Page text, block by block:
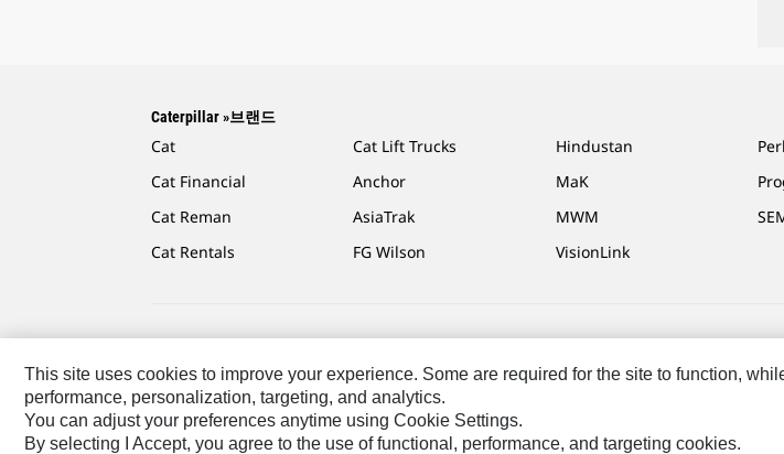
Caterpillar »브랜드
Cat
Cat Financial
Cat Reman
Cat Rentals
Cat Lift Trucks
Anchor
AsiaTrak
FG Wilson
Hindustan
MaK
MWM
VisionLink
KR - Korean © 2026 Caterpillar. 판권 소유
This site uses cookies to improve your experience. Some are required for the site to function,
performance, personalization, targeting, and analytics.
You can adjust your preferences anytime using Cookie Settings.
By selecting I Accept, you agree to the use of functional, performance, and targeting cookies.